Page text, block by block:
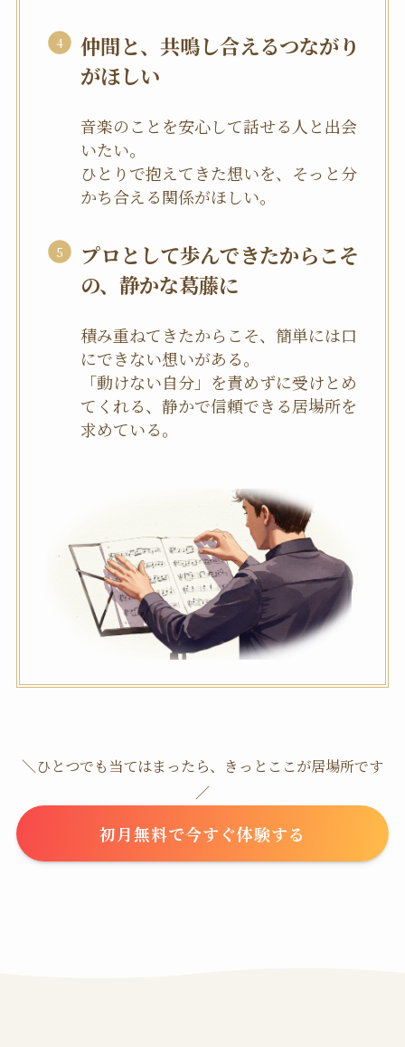
仲間と、共鳴し合えるつながり
がほしい
音楽のことを安心して話せる人と出会
いたい。
ひとりで抱えてきた想いを、そっと分
かち合える関係がほしい。
プロとして歩んできたからこそ
の、静かな葛藤に
積み重ねてきたからこそ、簡単には口
にできない想いがある。
「動けない自分」を責めずに受けとめ
てくれる、静かで信頼できる居場所を
求めている。
＼ひとつでも当てはまったら、きっとここが居場所です
／
初月無料で今すぐ体験する